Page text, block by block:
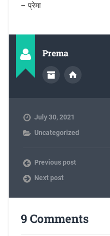
– प्रेमा
Prema
July 30, 2021
Uncategorized
Previous post
Next post
9 Comments